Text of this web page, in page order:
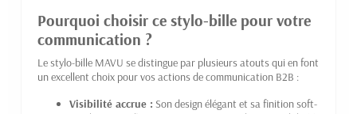
Pourquoi choisir ce stylo-bille pour votre
communication ?
Le stylo-bille MAVU se distingue par plusieurs atouts qui en font
un excellent choix pour vos actions de communication B2B :
Visibilité accrue : Son design élégant et sa finition soft-